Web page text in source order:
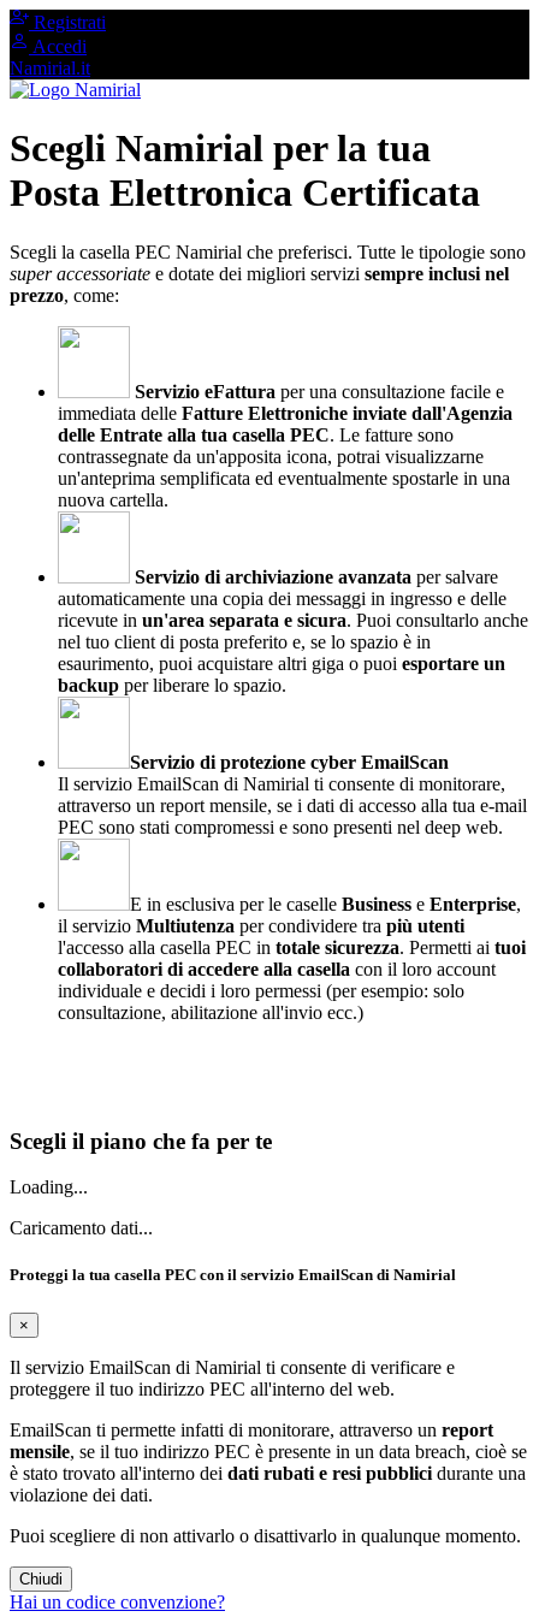
Registrati
Accedi
Namirial.it
Scegli Namirial per la tua
Posta Elettronica Certificata
Scegli la casella PEC Namirial che preferisci. Tutte le tipologie sono
super accessoriate e dotate dei migliori servizi sempre inclusi nel
prezzo, come:
Servizio eFattura per una consultazione facile e
immediata delle Fatture Elettroniche inviate dall'Agenzia
delle Entrate alla tua casella PEC. Le fatture sono
contrassegnate da un'apposita icona, potrai visualizzarne
un'anteprima semplificata ed eventualmente spostarle in una
nuova cartella.
Servizio di archiviazione avanzata per salvare
automaticamente una copia dei messaggi in ingresso e delle
ricevute in un'area separata e sicura. Puoi consultarlo anche
nel tuo client di posta preferito e, se lo spazio è in
esaurimento, puoi acquistare altri giga o puoi esportare un
backup per liberare lo spazio.
Servizio di protezione cyber EmailScan
Il servizio EmailScan di Namirial ti consente di monitorare,
attraverso un report mensile, se i dati di accesso alla tua e-mail
PEC sono stati compromessi e sono presenti nel deep web.
E in esclusiva per le caselle Business e Enterprise,
il servizio Multiutenza per condividere tra più utenti
l'accesso alla casella PEC in totale sicurezza. Permetti ai tuoi
collaboratori di accedere alla casella con il loro account
individuale e decidi i loro permessi (per esempio: solo
consultazione, abilitazione all'invio ecc.)
Scegli il piano che fa per te
Loading...
Caricamento dati...
Proteggi la tua casella PEC con il servizio EmailScan di Namirial
×
Il servizio EmailScan di Namirial ti consente di verificare e
proteggere il tuo indirizzo PEC all'interno del web.
EmailScan ti permette infatti di monitorare, attraverso un report
mensile, se il tuo indirizzo PEC è presente in un data breach, cioè se
è stato trovato all'interno dei dati rubati e resi pubblici durante una
violazione dei dati.
Puoi scegliere di non attivarlo o disattivarlo in qualunque momento.
Chiudi
Hai un codice convenzione?